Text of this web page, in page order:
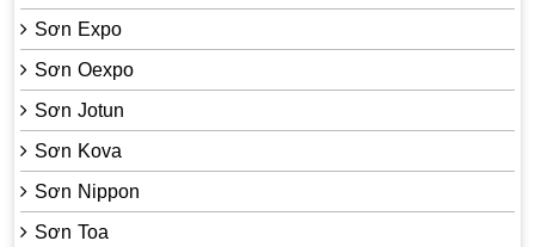
Sơn Expo
Sơn Oexpo
Sơn Jotun
Sơn Kova
Sơn Nippon
Sơn Toa